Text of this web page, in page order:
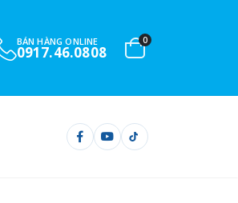
BÁN HÀNG ONLINE
0901.732.999
0